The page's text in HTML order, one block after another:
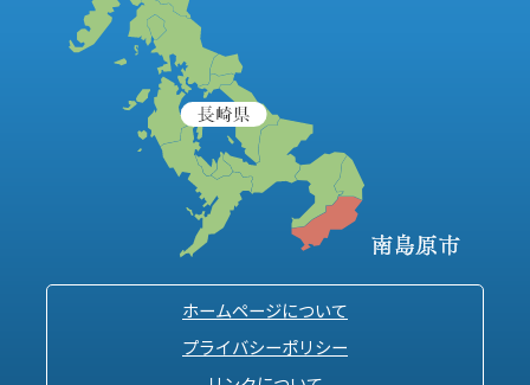
ホームページについて
プライバシーポリシー